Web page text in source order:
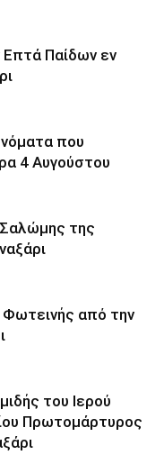
Παίδων εν
που
4 Αυγούστου
της
από την
του Ιερού
Πρωτομάρτυρος